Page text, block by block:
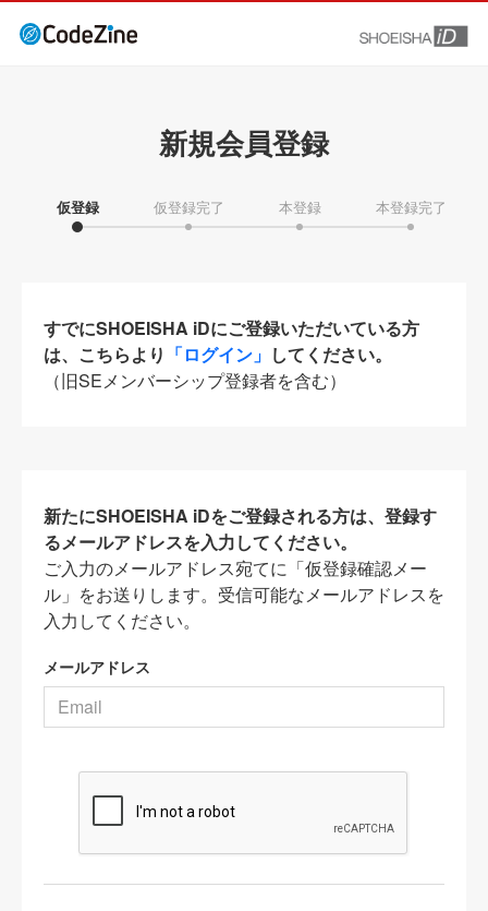
新規会員登録
仮登録 仮登録完了 本登録 本登録完了
すでにSHOEISHA iDにご登録いただいている方
は、こちらより 「ログイン」 してください。
（旧SEメンバーシップ登録者を含む）
新たにSHOEISHA iDをご登録される方は、登録す
るメールアドレスを入力してください。
ご入力のメールアドレス宛てに「仮登録確認メー
ル」をお送りします。受信可能なメールアドレスを
入力してください。
メールアドレス